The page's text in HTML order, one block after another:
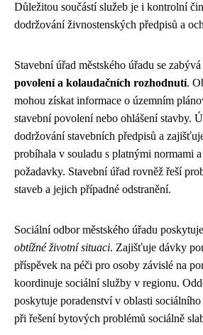
Důležitou součástí služeb je i kontrolní
dodržování živnostenských předpisů a
Stavební úřad městského úřadu se zabývá
povolení a kolaudačních rozhodnutí.
mohou získat informace o územním
stavební povolení nebo ohlášení stavby.
dodržování stavebních předpisů a
probíhala v souladu s platnými normami
požadavky. Stavební úřad rovněž řeší
staveb a jejich případné odstranění.
Sociální odbor městského úřadu poskytuje
obtížné životní situaci. Zajišťuje dávky
příspěvek na péči pro osoby závislé na
koordinuje sociální služby v regionu.
poskytuje poradenství v oblasti sociálního
při řešení bytových problémů sociálně